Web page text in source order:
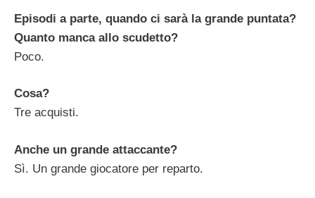
Episodi a parte, quando ci sarà la grande puntata?
Quanto manca allo scudetto?
Poco.
Cosa?
Tre acquisti.
Anche un grande attaccante?
Sì. Un grande giocatore per reparto.